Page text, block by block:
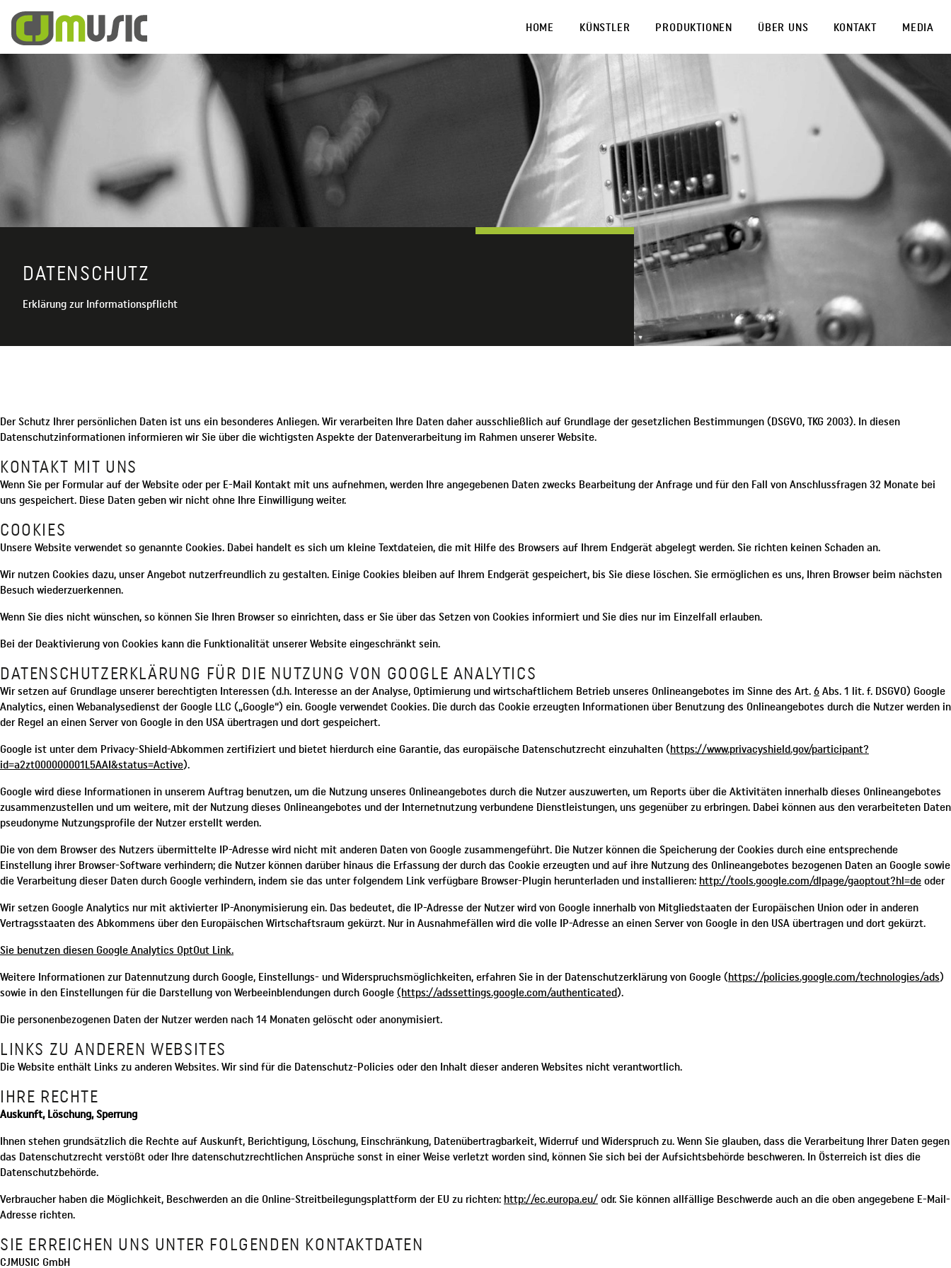
HOME KÜNSTLER PRODUKTIONEN ÜBER UNS KONTAKT MEDIA
DATENSCHUTZ
Erklärung zur Informationspflicht
Der Schutz Ihrer persönlichen Daten ist uns ein besonderes Anliegen. Wir verarbeiten Ihre Daten daher ausschließlich auf Grundlage der gesetzlichen Bestimmungen (DSGVO, TKG 2003). In diesen
Datenschutzinformationen informieren wir Sie über die wichtigsten Aspekte der Datenverarbeitung im Rahmen unserer Website.
KONTAKT MIT UNS
Wenn Sie per Formular auf der Website oder per E-Mail Kontakt mit uns aufnehmen, werden Ihre angegebenen Daten zwecks Bearbeitung der Anfrage und für den Fall von Anschlussfragen 32 Monate bei
uns gespeichert. Diese Daten geben wir nicht ohne Ihre Einwilligung weiter.
COOKIES
Unsere Website verwendet so genannte Cookies. Dabei handelt es sich um kleine Textdateien, die mit Hilfe des Browsers auf Ihrem Endgerät abgelegt werden. Sie richten keinen Schaden an.
Wir nutzen Cookies dazu, unser Angebot nutzerfreundlich zu gestalten. Einige Cookies bleiben auf Ihrem Endgerät gespeichert, bis Sie diese löschen. Sie ermöglichen es uns, Ihren Browser beim nächsten
Besuch wiederzuerkennen.
Wenn Sie dies nicht wünschen, so können Sie Ihren Browser so einrichten, dass er Sie über das Setzen von Cookies informiert und Sie dies nur im Einzelfall erlauben.
Bei der Deaktivierung von Cookies kann die Funktionalität unserer Website eingeschränkt sein.
DATENSCHUTZERKLÄRUNG FÜR DIE NUTZUNG VON GOOGLE ANALYTICS
Wir setzen auf Grundlage unserer berechtigten Interessen (d.h. Interesse an der Analyse, Optimierung und wirtschaftlichem Betrieb unseres Onlineangebotes im Sinne des Art. 6 Abs. 1 lit. f. DSGVO) Google
Analytics, einen Webanalysedienst der Google LLC („Google“) ein. Google verwendet Cookies. Die durch das Cookie erzeugten Informationen über Benutzung des Onlineangebotes durch die Nutzer werden in
der Regel an einen Server von Google in den USA übertragen und dort gespeichert.
Google ist unter dem Privacy-Shield-Abkommen zertifiziert und bietet hierdurch eine Garantie, das europäische Datenschutzrecht einzuhalten (https://www.privacyshield.gov/participant?
id=a2zt000000001L5AAI&status=Active).
Google wird diese Informationen in unserem Auftrag benutzen, um die Nutzung unseres Onlineangebotes durch die Nutzer auszuwerten, um Reports über die Aktivitäten innerhalb dieses Onlineangebotes
zusammenzustellen und um weitere, mit der Nutzung dieses Onlineangebotes und der Internetnutzung verbundene Dienstleistungen, uns gegenüber zu erbringen. Dabei können aus den verarbeiteten Daten
pseudonyme Nutzungsprofile der Nutzer erstellt werden.
Die von dem Browser des Nutzers übermittelte IP-Adresse wird nicht mit anderen Daten von Google zusammengeführt. Die Nutzer können die Speicherung der Cookies durch eine entsprechende
Einstellung ihrer Browser-Software verhindern; die Nutzer können darüber hinaus die Erfassung der durch das Cookie erzeugten und auf ihre Nutzung des Onlineangebotes bezogenen Daten an Google sowie
die Verarbeitung dieser Daten durch Google verhindern, indem sie das unter folgendem Link verfügbare Browser-Plugin herunterladen und installieren: http://tools.google.com/dlpage/gaoptout?hl=de oder
Wir setzen Google Analytics nur mit aktivierter IP-Anonymisierung ein. Das bedeutet, die IP-Adresse der Nutzer wird von Google innerhalb von Mitgliedstaaten der Europäischen Union oder in anderen
Vertragsstaaten des Abkommens über den Europäischen Wirtschaftsraum gekürzt. Nur in Ausnahmefällen wird die volle IP-Adresse an einen Server von Google in den USA übertragen und dort gekürzt.
Sie benutzen diesen Google Analytics OptOut Link.
Weitere Informationen zur Datennutzung durch Google, Einstellungs- und Widerspruchsmöglichkeiten, erfahren Sie in der Datenschutzerklärung von Google (https://policies.google.com/technologies/ads)
sowie in den Einstellungen für die Darstellung von Werbeeinblendungen durch Google (https://adssettings.google.com/authenticated).
Die personenbezogenen Daten der Nutzer werden nach 14 Monaten gelöscht oder anonymisiert.
LINKS ZU ANDEREN WEBSITES
Die Website enthält Links zu anderen Websites. Wir sind für die Datenschutz-Policies oder den Inhalt dieser anderen Websites nicht verantwortlich.
IHRE RECHTE
Auskunft, Löschung, Sperrung
Ihnen stehen grundsätzlich die Rechte auf Auskunft, Berichtigung, Löschung, Einschränkung, Datenübertragbarkeit, Widerruf und Widerspruch zu. Wenn Sie glauben, dass die Verarbeitung Ihrer Daten gegen
das Datenschutzrecht verstößt oder Ihre datenschutzrechtlichen Ansprüche sonst in einer Weise verletzt worden sind, können Sie sich bei der Aufsichtsbehörde beschweren. In Österreich ist dies die
Datenschutzbehörde.
Verbraucher haben die Möglichkeit, Beschwerden an die Online-Streitbeilegungsplattform der EU zu richten: http://ec.europa.eu/ odr. Sie können allfällige Beschwerde auch an die oben angegebene E-Mail-
Adresse richten.
SIE ERREICHEN UNS UNTER FOLGENDEN KONTAKTDATEN
CJMUSIC GmbH